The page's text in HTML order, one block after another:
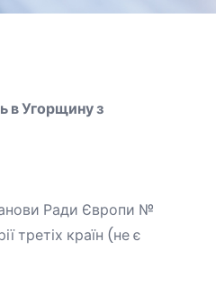
в Угорщину з
Ради Європи №
третіх країн (не є